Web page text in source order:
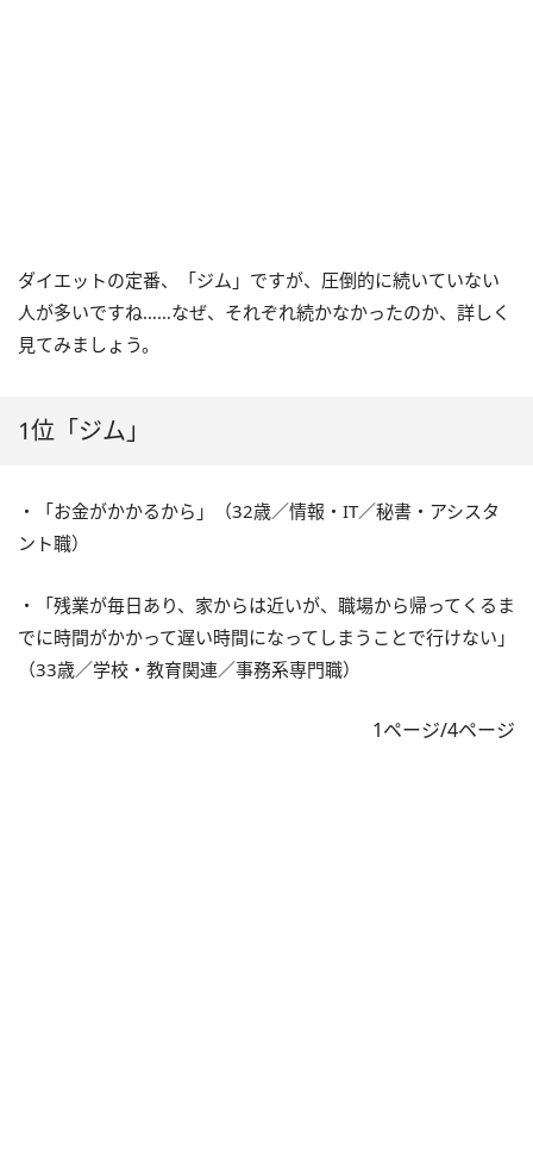
ダイエットの定番、「ジム」ですが、圧倒的に続いていない
人が多いですね……なぜ、それぞれ続かなかったのか、詳しく
見てみましょう。
1位「ジム」
・「お金がかかるから」（32歳／情報・IT／秘書・アシスタ
ント職）
・「残業が毎日あり、家からは近いが、職場から帰ってくるま
でに時間がかかって遅い時間になってしまうことで行けない」
（33歳／学校・教育関連／事務系専門職）
1ページ/4ページ